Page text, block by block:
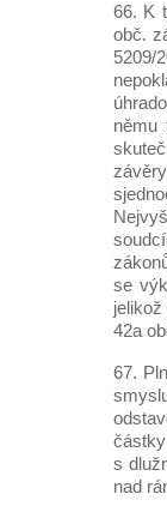
66. K
obč.
5209/
němu
se
42a
67.
s
nad